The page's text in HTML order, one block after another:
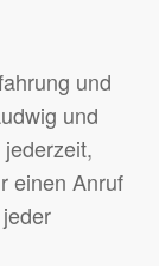
und
und
einen Anruf